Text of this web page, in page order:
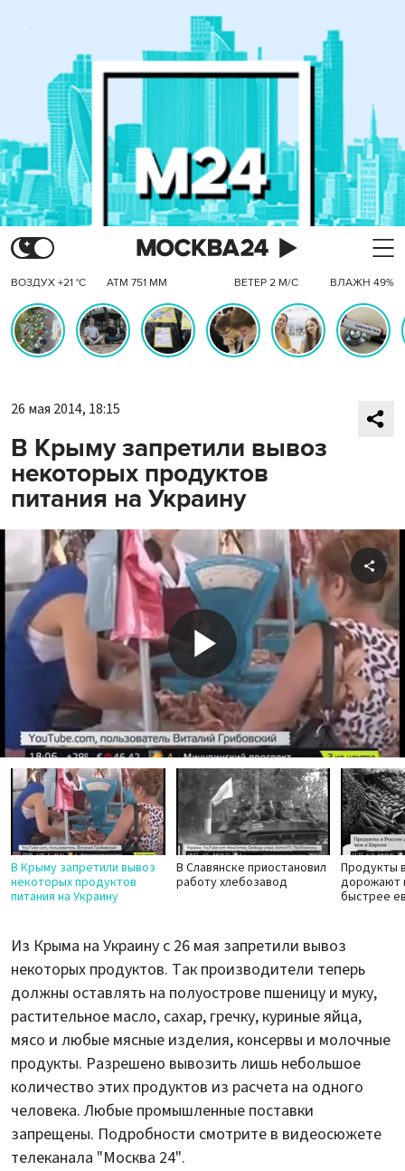
ВОЗДУХ +21 °C АТМ 751 ММ ВЕТЕР 2 М/С ВЛАЖН 49%
26 мая 2014, 18:15
В Крыму запретили вывоз
некоторых продуктов
питания на Украину
Play
Video
В Крыму запретили вывоз
некоторых продуктов
питания на Украину
В Славянске приостановил
работу хлебозавод
Продукты
дорожают
быстрее
Из Крыма на Украину с 26 мая запретили вывоз
некоторых продуктов. Так производители теперь
должны оставлять на полуострове пшеницу и муку,
растительное масло, сахар, гречку, куриные яйца,
мясо и любые мясные изделия, консервы и молочные
продукты. Разрешено вывозить лишь небольшое
количество этих продуктов из расчета на одного
человека. Любые промышленные поставки
запрещены. Подробности смотрите в видеосюжете
телеканала "Москва 24".